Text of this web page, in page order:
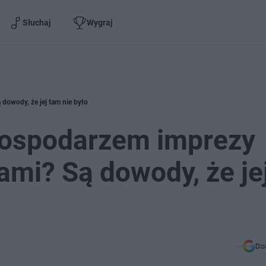
Słuchaj Wygraj
że jej tam nie było
imprezy
Są dowody, że